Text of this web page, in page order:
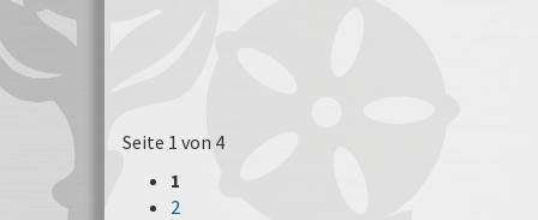
Seite 1 von 4
1
2